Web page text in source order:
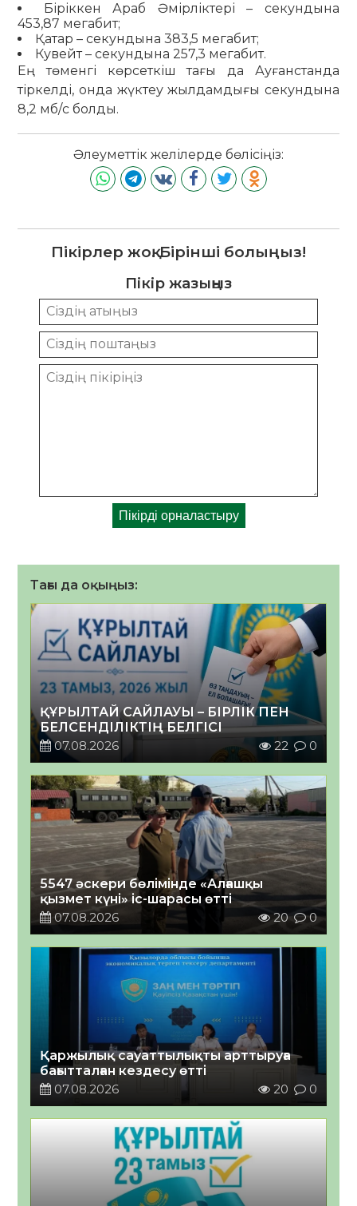
Біріккен Араб Әмірліктері – секундына
453,87 мегабит;
Қатар – секундына 383,5 мегабит;
Кувейт – секундына 257,3 мегабит.
Ең төменгі көрсеткіш тағы да Ауғанстанда
тіркелді, онда жүктеу жылдамдығы секундына
8,2 мб/с болды.
Әлеуметтік желілерде бөлісіңіз:
Пікірлер жоқ. Бірінші болыңыз!
Пікір жазыңыз
Тағы да оқыңыз:
ҚҰРЫЛТАЙ САЙЛАУЫ – БІРЛІК ПЕН
БЕЛСЕНДІЛІКТІҢ БЕЛГІСІ
07.08.2026
22 0
5547 әскери бөлімінде «Алғашқы
қызмет күні» іс-шарасы өтті
07.08.2026
20 0
Қаржылық сауаттылықты арттыруға
бағытталған кездесу өтті
07.08.2026
20 0